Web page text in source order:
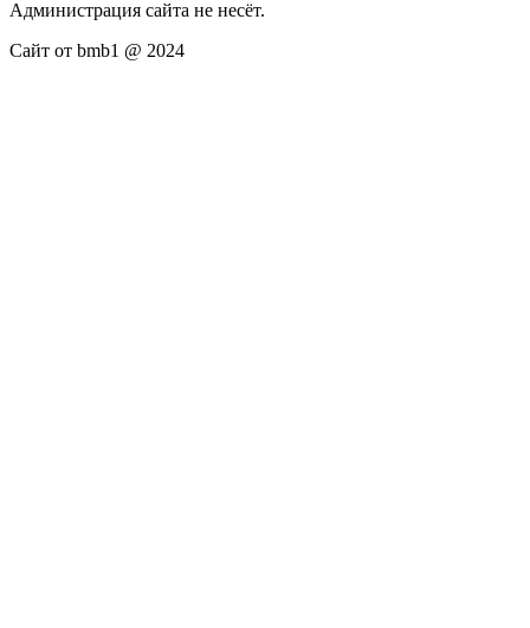
Администрация сайта не несёт.
Сайт от bmb1 @ 2024